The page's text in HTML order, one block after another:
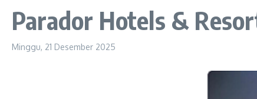
Parador Hotels &
Minggu, 21 Desember 2025